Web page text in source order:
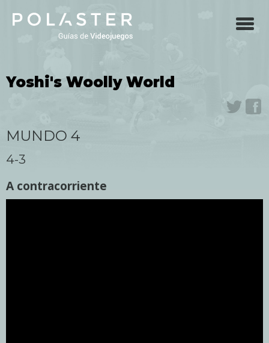
Yoshi's Woolly World
MUNDO 4
4-3
A contracorriente